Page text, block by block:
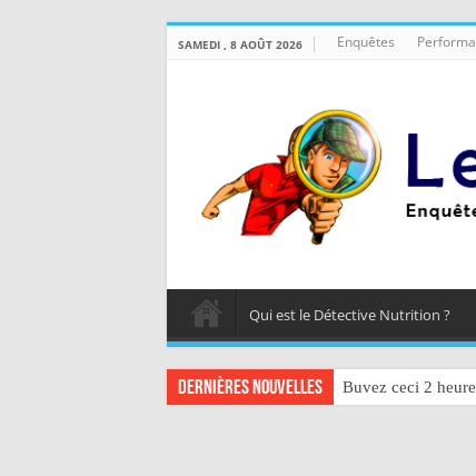
SAMEDI , 8 AOÛT 2026 Enquêtes
Qui est le Détective Nutrition ?
Dernières nouvelles Buvez ceci 2